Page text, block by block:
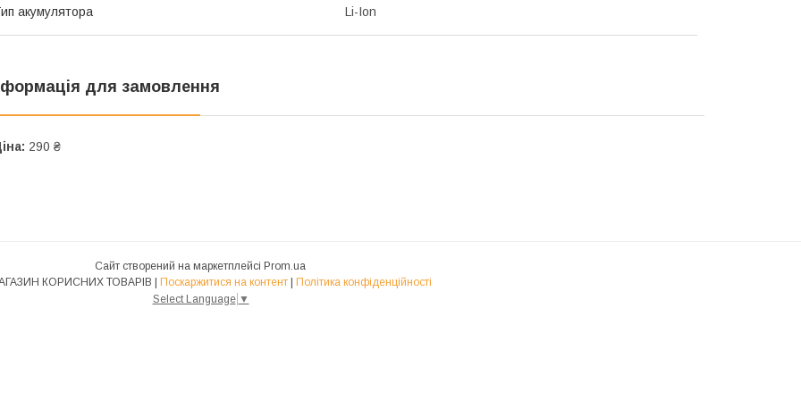
акумулятора Li-Ion
для замовлення
290 ₴
Сайт створений на маркетплейсі Prom.ua
Поскаржитися на контент
Політика конфіденційності
Select Language ▼